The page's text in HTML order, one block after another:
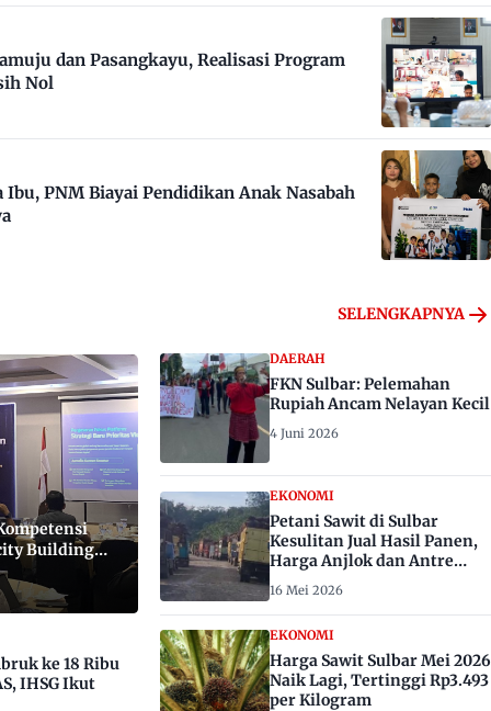
dan Pasangkayu, Realisasi Program
Nol
Ibu, PNM Biayai Pendidikan Anak Nasabah
SELENGKAPNYA
Building
ke 18 Ribu
IHSG Ikut
DAERAH
FKN Sulbar: Pelemahan
Rupiah Ancam Nelayan Kecil
4 Juni 2026
EKONOMI
Petani Sawit di Sulbar
Kesulitan Jual Hasil Panen,
Harga Anjlok dan Antre
Berhari-hari
16 Mei 2026
EKONOMI
Harga Sawit Sulbar Mei 2026
Naik Lagi, Tertinggi Rp3.493
per Kilogram